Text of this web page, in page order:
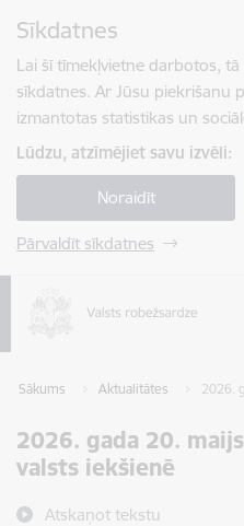
Sīkdatnes
Lai šī tīmekļvietne darbotos,
sīkdatnes. Ar Jūsu piekrišanu
izmantotas statistikas un
Lūdzu, atzīmējiet savu izvēli:
Noraidīt
Pārvaldīt sīkdatnes
Sākums Aktualitātes 2026.
2026. gada 20.
valsts iekšienē
Atskaņot tekstu